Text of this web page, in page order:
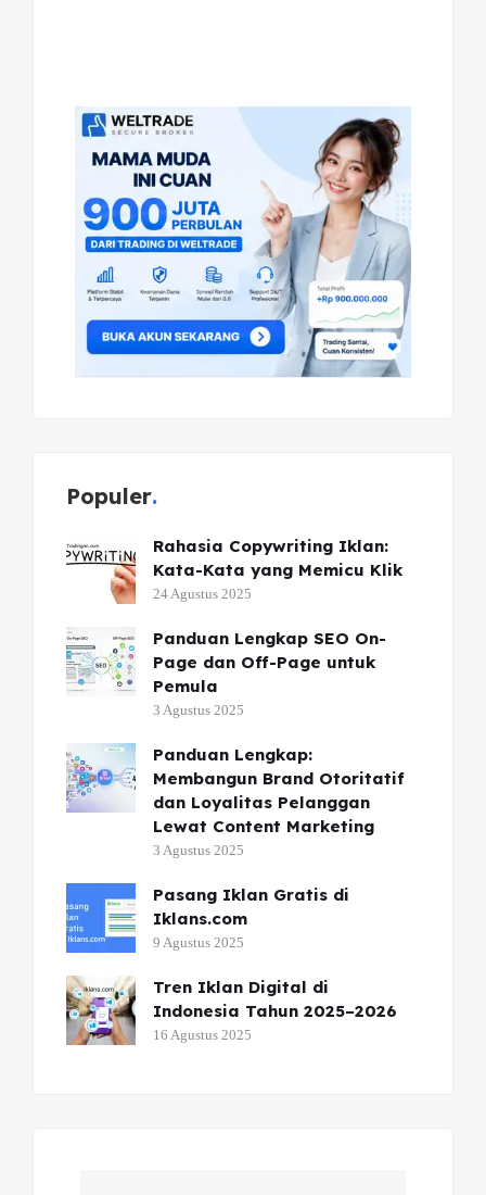
Populer
Rahasia Copywriting Iklan:
Kata-Kata yang Memicu Klik
24 Agustus 2025
Panduan Lengkap SEO On-
Page dan Off-Page untuk
Pemula
3 Agustus 2025
Panduan Lengkap:
Membangun Brand Otoritatif
dan Loyalitas Pelanggan
Lewat Content Marketing
3 Agustus 2025
Pasang Iklan Gratis di
Iklans.com
9 Agustus 2025
Tren Iklan Digital di
Indonesia Tahun 2025–2026
16 Agustus 2025